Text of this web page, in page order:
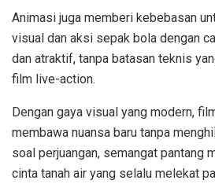
Animasi juga memberi kebebasan
visual dan aksi sepak bola dengan
dan atraktif, tanpa batasan teknis
film live-action.
Dengan gaya visual yang modern,
membawa nuansa baru tanpa
soal perjuangan, semangat pantang
cinta tanah air yang selalu melekat